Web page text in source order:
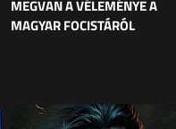
MEGVAN A VÉLEMÉNYE A
MAGYAR FOCISTÁRÓL